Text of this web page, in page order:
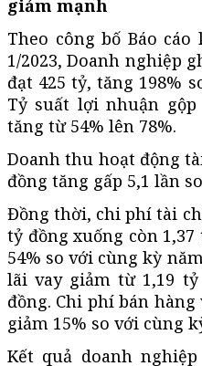
giảm mạnh
Theo công bố Báo
1/2023, Doanh nghiệp
đạt 425 tỷ, tăng 198%
Tỷ suất lợi nhuận
tăng từ 54% lên 78%.
Doanh thu hoạt động
đồng tăng gấp 5,1 lần
Đồng thời, chi phí tài
tỷ đồng xuống còn
54% so với cùng kỳ
lãi vay giảm từ 1,19
đồng. Chi phí bán
giảm 15% so với cùng
Kết quả doanh